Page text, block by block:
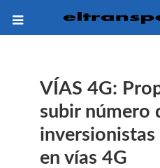
VÍAS 4G:
subir número
en vías 4G